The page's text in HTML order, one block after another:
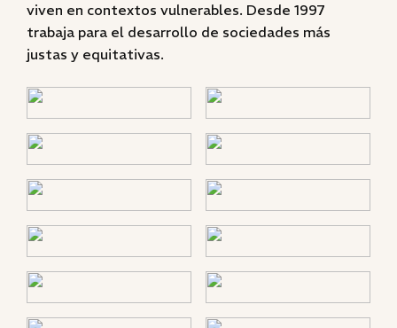
viven en contextos vulnerables. Desde 1997
trabaja para el desarrollo de sociedades más
justas y equitativas.